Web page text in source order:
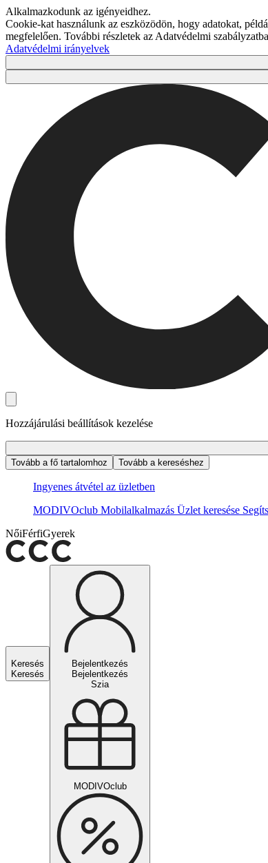
Alkalmazkodunk az igényeidhez.
Cookie-kat használunk az eszközödön, hogy adatokat,
megfelelően. További részletek az Adatvédelmi
Adatvédelmi irányelvek
Hozzájárulási beállítások kezelése
Tovább a fő tartalomhoz
Tovább a kereséshez
Ingyenes átvétel az üzletben
MODIVOclub Mobilalkalmazás Üzlet keresése
NőiFérfiGyerek
Keresés
Keresés
Bejelentkezés
Bejelentkezés
Szia
MODIVOclub